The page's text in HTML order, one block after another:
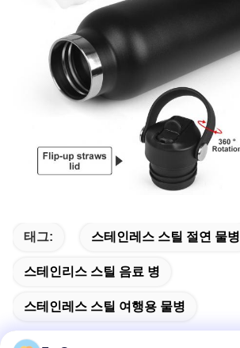
태그: 스테인레스 스틸 절연 물병
스테인리스 스틸 음료 병
스테인레스 스틸 여행용 물병